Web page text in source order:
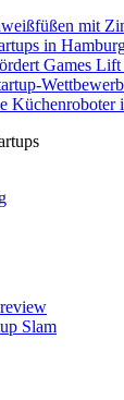
mit
in
Games
Küchenroboter
Slam